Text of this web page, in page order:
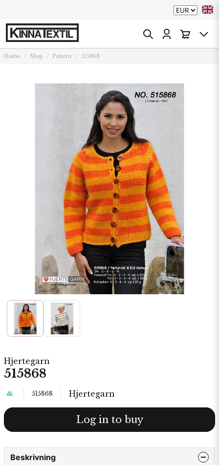
Home Shop Pattern 515868
Hjertegarn
515868
515868 Hjertegarn
Log in to buy
Beskrivning